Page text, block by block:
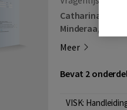
Catharina
Minderaa,
Meer
Bevat 2
VISK: